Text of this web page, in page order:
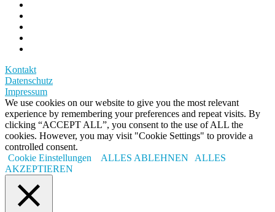
Kontakt
Datenschutz
Impressum
We use cookies on our website to give you the most relevant
experience by remembering your preferences and repeat visits. By
clicking “ACCEPT ALL”, you consent to the use of ALL the
cookies. However, you may visit "Cookie Settings" to provide a
controlled consent.
Cookie Einstellungen
ALLES ABLEHNEN
ALLES
AKZEPTIEREN